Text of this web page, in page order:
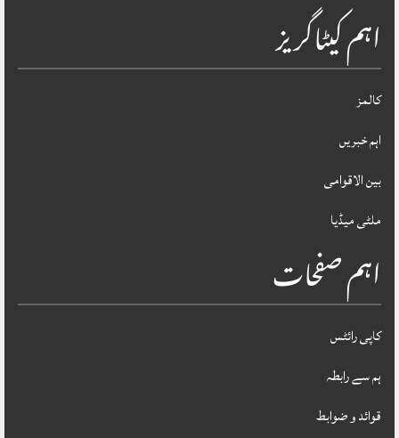
اہم کیٹاگریز
کالمز
اہم خبریں
بین الاقوامی
ملٹی میڈیا
اہم صفحات
کاپی رائٹس
ہم سے رابطہ
قوائد و ضوابط